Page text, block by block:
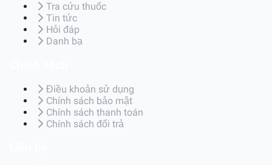
Tra cứu thuốc
Tin tức
Hỏi đáp
Danh bạ
Điều khoản sử dụng
Chính sách bảo mật
Chính sách thanh toán
Chính sách đổi trả